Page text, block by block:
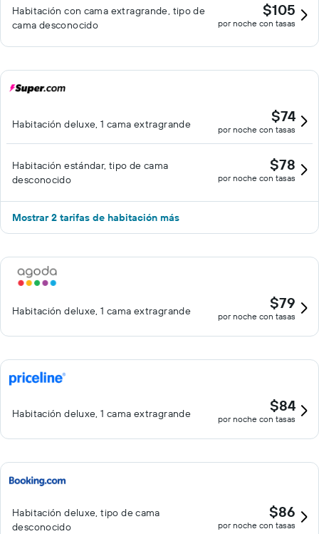
Habitación con cama extragrande, tipo de
cama desconocido
$105
por noche con tasas
Habitación deluxe, 1 cama extragrande $74
por noche con tasas
Habitación estándar, tipo de cama
desconocido
$78
por noche con tasas
Mostrar 2 tarifas de habitación más
Habitación deluxe, 1 cama extragrande $79
por noche con tasas
Habitación deluxe, 1 cama extragrande $84
por noche con tasas
Habitación deluxe, tipo de cama
desconocido
$86
por noche con tasas